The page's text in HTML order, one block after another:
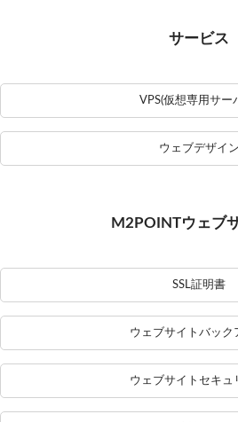
サービス
VPS(仮想専用サー
ウェブデザイン
M2POINTウェブ
SSL証明書
ウェブサイトバック
ウェブサイトセキュ